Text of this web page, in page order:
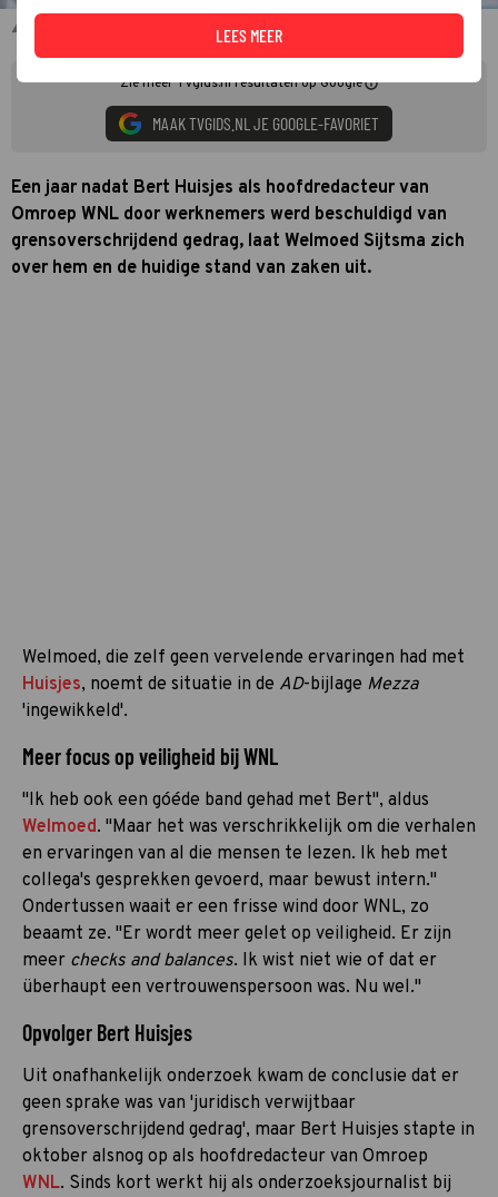
Welmoed Sijtsma
Zie meer TVgids.nl resultaten op Google
MAAK TVGIDS.NL JE GOOGLE-FAVORIET
Een jaar nadat Bert Huisjes als hoofdredacteur van
Omroep WNL door werknemers werd beschuldigd van
grensoverschrijdend gedrag, laat Welmoed Sijtsma zich
over hem en de huidige stand van zaken uit.
Welmoed, die zelf geen vervelende ervaringen had met
Huisjes, noemt de situatie in de AD-bijlage Mezza
'ingewikkeld'.
Meer focus op veiligheid bij WNL
"Ik heb ook een góéde band gehad met Bert", aldus
Welmoed. "Maar het was verschrikkelijk om die verhalen
en ervaringen van al die mensen te lezen. Ik heb met
collega's gesprekken gevoerd, maar bewust intern."
Ondertussen waait er een frisse wind door WNL, zo
beaamt ze. "Er wordt meer gelet op veiligheid. Er zijn
meer checks and balances. Ik wist niet wie of dat er
überhaupt een vertrouwenspersoon was. Nu wel."
Opvolger Bert Huisjes
Uit onafhankelijk onderzoek kwam de conclusie dat er
geen sprake was van 'juridisch verwijtbaar
grensoverschrijdend gedrag', maar Bert Huisjes stapte in
oktober alsnog op als hoofdredacteur van Omroep
WNL. Sinds kort werkt hij als onderzoeksjournalist bij
LEES MEER